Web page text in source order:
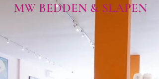
MW BEDDEN & SLAPEN